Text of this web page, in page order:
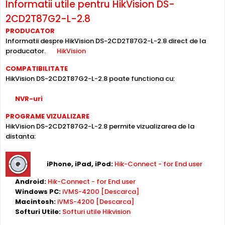
alimentare separat.
Inregistrare pe Card
HikVision DS-2CD2T87G2-L-2.8 dispune de
direct pe camera. Utila ca backup sau pentru instalari
Camera HikVision DS-2CD2T87G2-L-2.8 are olentila fixa
ce ofera un unghi fix de vizualizare, ce nu poate fi reglat in
generala a zonelor. Distanta focala este de 2.8 mm.
Compresie H.265+
Cu compresiaH.265+, HikVision DS-2CD2T87G2-L-2.8
reduce spatiul de stocare cu pana la 70% fata de H.264,
pastrandu-si aceeasi calitate a imaginii. Economie
Informatii utile pentru HikVision DS-
2CD2T87G2-L-2.8
PRODUCATOR
Informatii despre HikVision DS-2CD2T87G2-L-2.8 direct de la
producator.
HikVision
COMPATIBILITATE
HikVision DS-2CD2T87G2-L-2.8 poate functiona cu:
NVR-uri
PROGRAME VIZUALIZARE
HikVision DS-2CD2T87G2-L-2.8 permite vizualizarea de la
distanta:
iPhone, iPad, iPod: Hik-Connect - for End user
Android: Hik-Connect - for End user
Windows PC: iVMS-4200 [Descarca]
Macintosh: iVMS-4200 [Descarca]
Softuri Utile: Softuri utile Hikvision